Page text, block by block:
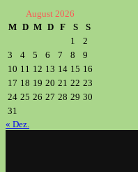
August 2026
M D M D F S
S
1
2
3
4 5 6 7 8
9
10 11 12 13 14 15 16
17 18 19 20 21 22 23
24 25 26 27 28 29 30
31
« Dez.